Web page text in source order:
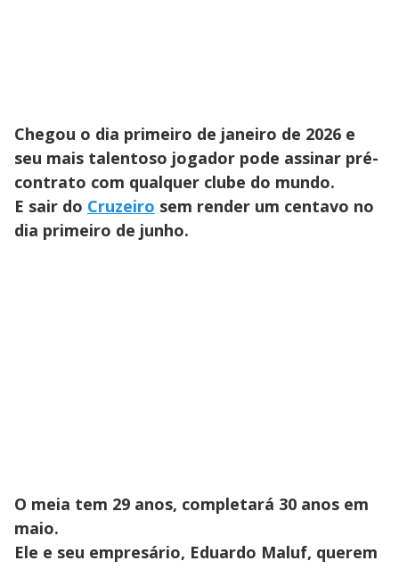
Chegou o dia primeiro de janeiro de 2026 e
seu mais talentoso jogador pode assinar pré-
contrato com qualquer clube do mundo.
E sair do Cruzeiro sem render um centavo no
dia primeiro de junho.
O meia tem 29 anos, completará 30 anos em
maio.
Ele e seu empresário, Eduardo Maluf, querem